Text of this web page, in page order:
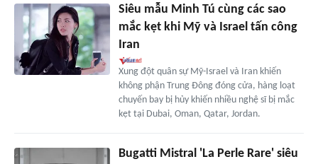
Siêu mẫu Minh Tú cùng các sao
mắc kẹt khi Mỹ và Israel tấn công
Iran
Xung đột quân sự Mỹ-Israel và Iran khiến
không phận Trung Đông đóng cửa, hàng loạt
chuyến bay bị hủy khiến nhiều nghệ sĩ bị mắc
kẹt tại Dubai, Oman, Qatar, Jordan.
Bugatti Mistral 'La Perle Rare' siêu